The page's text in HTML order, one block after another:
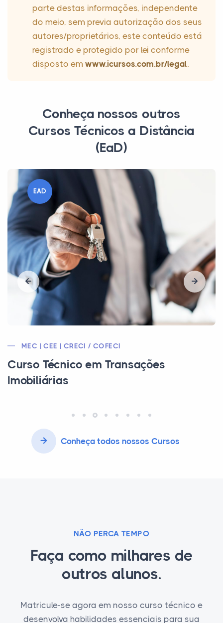
parte destas informações, independente
do meio, sem previa autorização dos seus
autores/proprietários, este conteúdo está
registrado e protegido por lei conforme
disposto em www.icursos.com.br/legal.
Conheça nossos outros
Cursos Técnicos a Distância
(EaD)
EAD
MEC | CEE | CRQ | CFT
Curso Técnico em Meio Ambiente
Conheça todos nossos Cursos
NÃO PERCA TEMPO
Faça como milhares de
outros alunos.
Matricule-se agora em nosso curso técnico e
desenvolva habilidades essenciais para sua